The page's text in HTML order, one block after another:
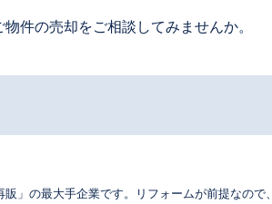
件の売却をご相談してみませんか。
」の最大手企業です。リフォームが前提なので、